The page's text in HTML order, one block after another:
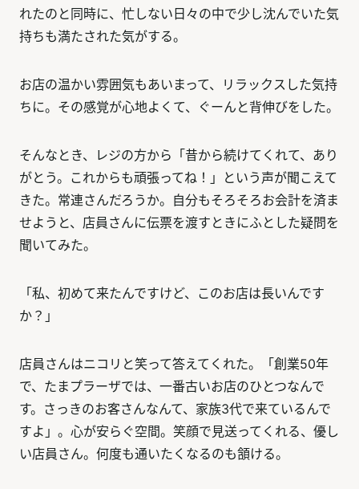
れたのと同時に、忙しない日々の中で少し沈んでいた気
持ちも満たされた気がする。
お店の温かい雰囲気もあいまって、リラックスした気持
ちに。その感覚が心地よくて、ぐーんと背伸びをした。
そんなとき、レジの方から「昔から続けてくれて、あり
がとう。これからも頑張ってね！」という声が聞こえて
きた。常連さんだろうか。自分もそろそろお会計を済ま
せようと、店員さんに伝票を渡すときにふとした疑問を
聞いてみた。
「私、初めて来たんですけど、このお店は長いんです
か？」
店員さんはニコリと笑って答えてくれた。「創業50年
で、たまプラーザでは、一番古いお店のひとつなんで
す。さっきのお客さんなんて、家族3代で来ているんで
すよ」。心が安らぐ空間。笑顔で見送ってくれる、優し
い店員さん。何度も通いたくなるのも頷ける。